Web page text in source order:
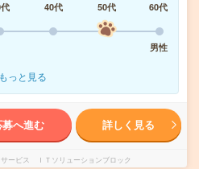
40代 50代
60代
男性
もっと見る
募へ進む 詳しく見る
ービス ＩＴソリューションブロック